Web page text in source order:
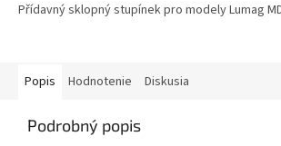
Přídavný sklopný stupínek pro modely Lumag
Popis Hodnotenie Diskusia
Podrobný popis